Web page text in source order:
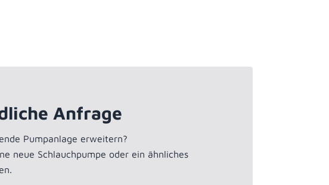
Anfrage
Pumpanlage erweitern?
neue Schlauchpumpe oder ein ähnliches